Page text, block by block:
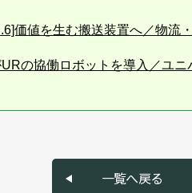
価値を生む搬送装置へ／物流
の協働ロボットを導入／ユニ
新製品や新ソフトを国内初披
一覧へ戻る